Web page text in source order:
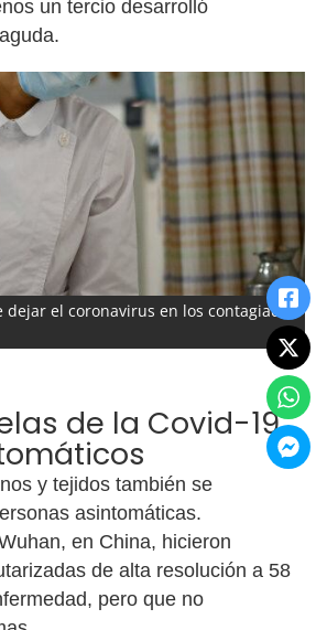
un tercio desarrolló
dejar el coronavirus en los contagiados
de la Covid-19
y tejidos también se
asintomáticas.
en China, hicieron
de alta resolución a 58
pero que no